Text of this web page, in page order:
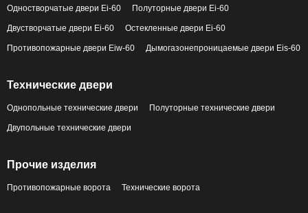
Одностворчатые двери Ei-60 Полуторные двери Ei-60
Двустворчатые двери Ei-60 Остекленные двери Ei-60
Противопожарные двери Eiw-60 Дымогазонепроницаемые двери Eis-60
Технические двери
Однопольные технические двери Полуторные технические двери
Двупольные технические двери
Прочие изделия
Противопожарные ворота Технические ворота